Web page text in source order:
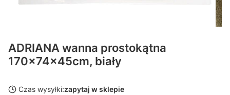
ADRIANA wanna prostokątna
170x74x45cm, biały
Czas wysyłki:zapytaj w sklepie